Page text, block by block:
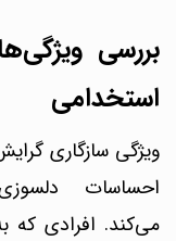
بررسی
استخدامی
ویژگی سازگاری
احساسات
می‌کند. افرادی که